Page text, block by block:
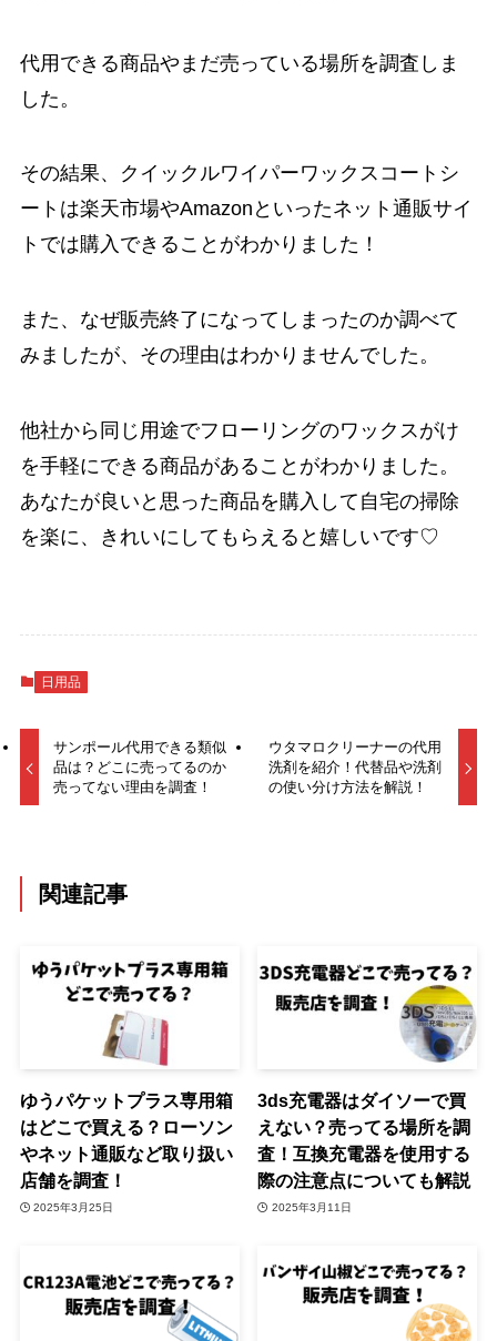
代用できる商品やまだ売っている場所を調査しま
した。
その結果、クイックルワイパーワックスコートシ
ートは楽天市場やAmazonといったネット通販サイ
トでは購入できることがわかりました！
また、なぜ販売終了になってしまったのか調べて
みましたが、その理由はわかりませんでした。
他社から同じ用途でフローリングのワックスがけ
を手軽にできる商品があることがわかりました。
あなたが良いと思った商品を購入して自宅の掃除
を楽に、きれいにしてもらえると嬉しいです♡
日用品
サンポール代用できる類似
品は？どこに売ってるのか
売ってない理由を調査！
ウタマロクリーナーの代用
洗剤を紹介！代替品や洗剤
の使い分け方法を解説！
関連記事
ゆうパケットプラス専用箱
はどこで買える？ローソン
やネット通販など取り扱い
店舗を調査！
2025年3月25日
3ds充電器はダイソーで買
えない？売ってる場所を調
査！互換充電器を使用する
際の注意点についても解説
2025年3月11日